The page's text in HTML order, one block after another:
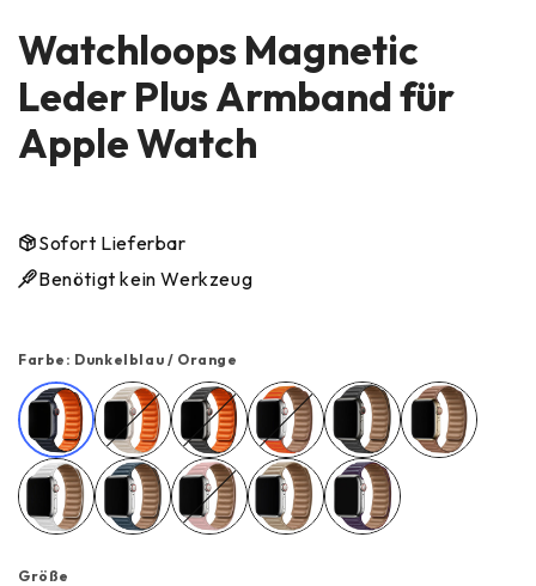
Watchloops Magnetic
Leder Plus Armband für
Apple Watch
Sofort Lieferbar
Benötigt kein Werkzeug
Farbe: Dunkelblau / Orange
Dunkelblau / Orange
Beige / OrangeSchwarz / Orange
Orange Schwarz Braun
Weiß Dunkelblau
Pink Beige Lila
Größe